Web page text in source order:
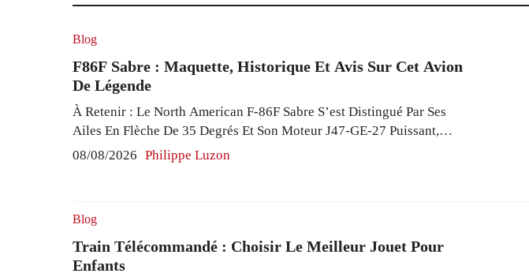
Blog
F86F Sabre : Maquette, Historique Et Avis Sur Cet Avion
De Légende
À Retenir : Le North American F-86F Sabre S’est Distingué Par Ses
Ailes En Flèche De 35 Degrés Et Son Moteur J47-GE-27 Puissant,
Propulsant Cet Avion De Chasse À Réaction À Près De 1 085 Km/h.
08/08/2026 Philippe Luzon
Blog
Train Télécommandé : Choisir Le Meilleur Jouet Pour
Enfants